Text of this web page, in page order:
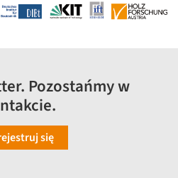
Pozostańmy w
się